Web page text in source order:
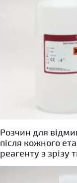
Розчин для
після кожного
реагенту з